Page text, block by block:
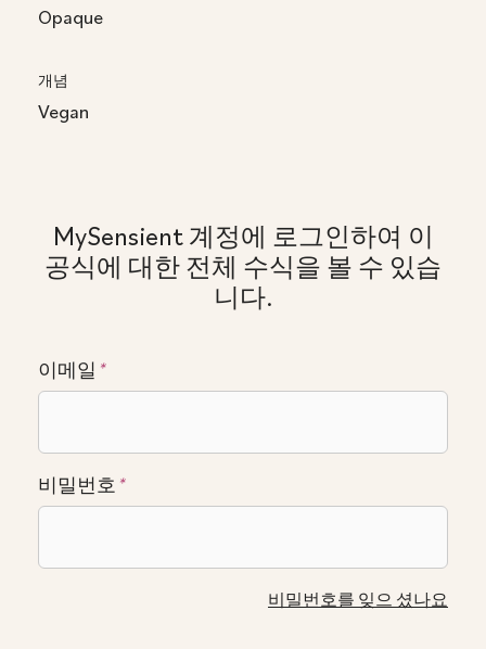
Opaque
개념
Vegan
MySensient 계정에 로그인하여 이
공식에 대한 전체 수식을 볼 수 있습
니다.
이메일 *
비밀번호 *
비밀번호를 잊으 셨나요